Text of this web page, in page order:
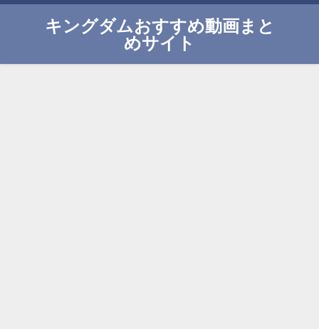
キングダムおすすめ動画まと
めサイト